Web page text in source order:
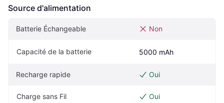
Source d'alimentation
Batterie Échangeable Non
Capacité de la batterie 5000 mAh
Recharge rapide Oui
Charge sans Fil Oui